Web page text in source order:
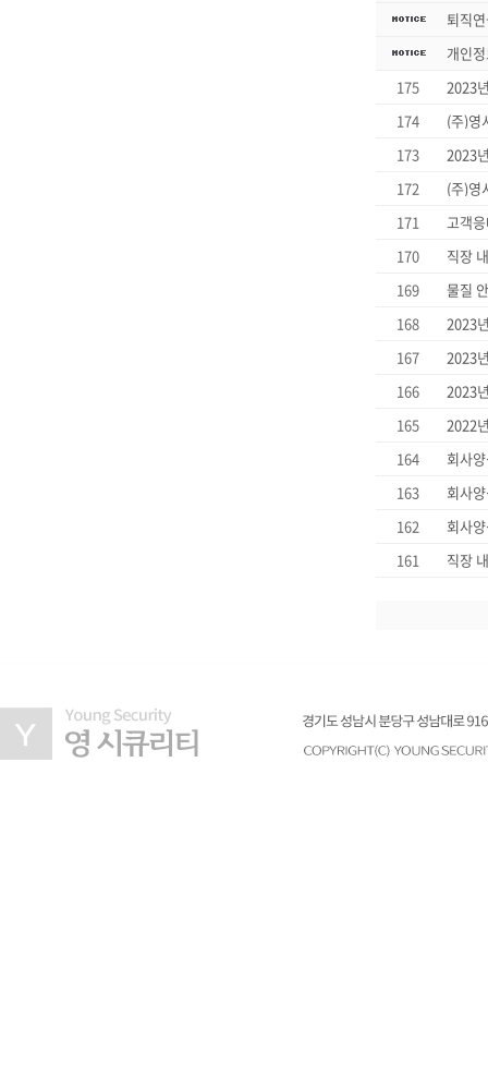
퇴직
개인
175
2023
174
(주)영
173
2023
172
(주)영
171
고객
170
직장
169
물질
168
2023
167
2023
166
2023
165
2022
164
회사
163
회사
162
회사
161
직장